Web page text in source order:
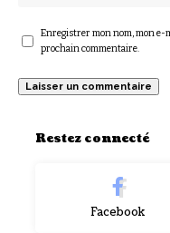
Enregistrer mon nom, mon e-
prochain commentaire.
Restez connecté
Facebook